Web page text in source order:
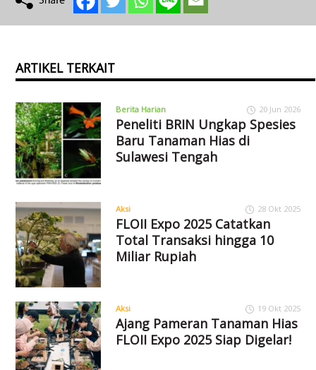
ARTIKEL TERKAIT
Berita Harian 20 Jun 2026
Peneliti BRIN Ungkap Spesies
Baru Tanaman Hias di
Sulawesi Tengah
Aksi 28 Okt 2025
FLOII Expo 2025 Catatkan
Total Transaksi hingga 10
Miliar Rupiah
Aksi 19 Okt 2025
Ajang Pameran Tanaman Hias
FLOII Expo 2025 Siap Digelar!